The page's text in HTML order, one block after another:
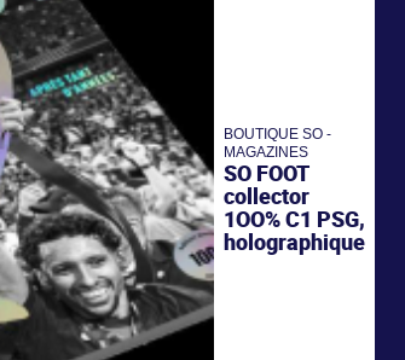
BOUTIQUE SO -
MAGAZINES
SO FOOT
collector
1OO% C1 PSG,
holographique